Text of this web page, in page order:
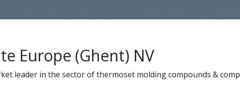
Europe (Ghent) NV
leader in the sector of thermoset molding compounds &